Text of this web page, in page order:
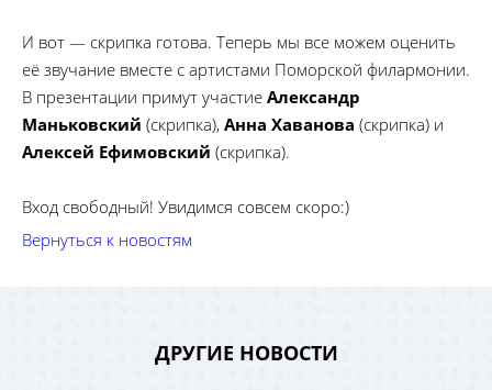
И вот — скрипка готова. Теперь мы все можем оценить
её звучание вместе с артистами Поморской филармонии.
В презентации примут участие Александр
Маньковский (скрипка), Анна Хаванова (скрипка) и
Алексей Ефимовский (скрипка).
Вход свободный! Увидимся совсем скоро:)
Вернуться к новостям
ДРУГИЕ НОВОСТИ